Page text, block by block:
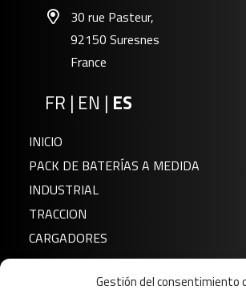
Gestión del consentimiento
F50-N18A-A
30 rue Pasteur,
92150 Suresnes
France
FR | EN | ES
INICIO
PACK DE BATERÍAS A MEDIDA
INDUSTRIAL
TRACCION
CARGADORES